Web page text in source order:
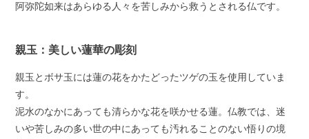
阿弥陀如来はあらゆる人々を苦しみから救うとされる仏です。
親玉：美しい蓮華の彫刻
親玉とボサ玉には蓮の花をかたどったツゲの玉を使用していま
す。
泥水のなかにあっても清らかな花を咲かせる蓮。仏教では、迷
いや苦しみの多い世の中にあっても汚れることのない悟りの境